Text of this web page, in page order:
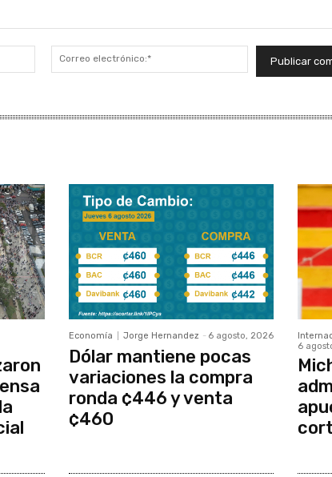
Nombre:*
electrónico:*
Economía Jorge Hernandez - 6 agosto, 2026
Dólar mantiene pocas
variaciones la compra
ronda ¢446 y venta
¢460
6